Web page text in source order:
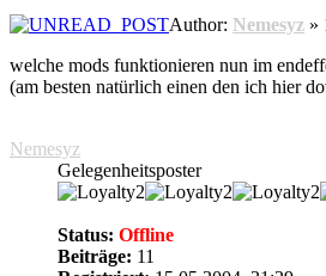
Author: Nemesyz »
welche mods funktionieren nun im
(am besten natürlich einen den ich hier
Nemesyz
Gelegenheitsposter
Status: Offline
Beiträge: 11